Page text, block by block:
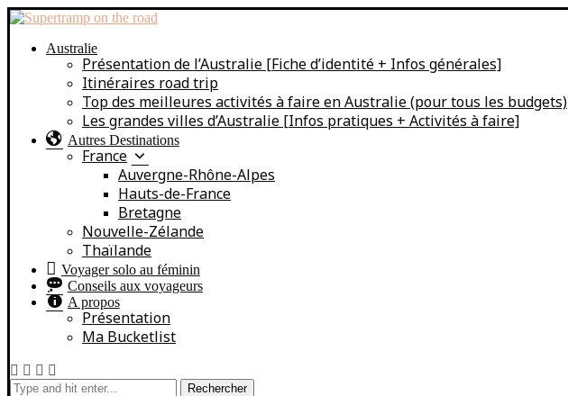
Australie
Présentation de l’Australie [Fiche d’identité + Infos générales]
Itinéraires road trip
Top des meilleures activités à faire en Australie (pour tous les budgets)
Les grandes villes d’Australie [Infos pratiques + Activités à faire]
Autres Destinations
France
Auvergne-Rhône-Alpes
Hauts-de-France
Bretagne
Nouvelle-Zélande
Thaïlande
Voyager solo au féminin
Conseils aux voyageurs
A propos
Présentation
Ma Bucketlist
Rechercher